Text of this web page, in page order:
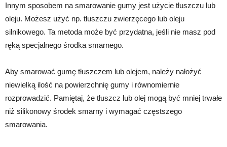
Innym sposobem na smarowanie gumy jest użycie tłuszczu lub
oleju. Możesz użyć np. tłuszczu zwierzęcego lub oleju
silnikowego. Ta metoda może być przydatna, jeśli nie masz pod
ręką specjalnego środka smarnego.
Aby smarować gumę tłuszczem lub olejem, należy nałożyć
niewielką ilość na powierzchnię gumy i równomiernie
rozprowadzić. Pamiętaj, że tłuszcz lub olej mogą być mniej trwałe
niż silikonowy środek smarny i wymagać częstszego
smarowania.